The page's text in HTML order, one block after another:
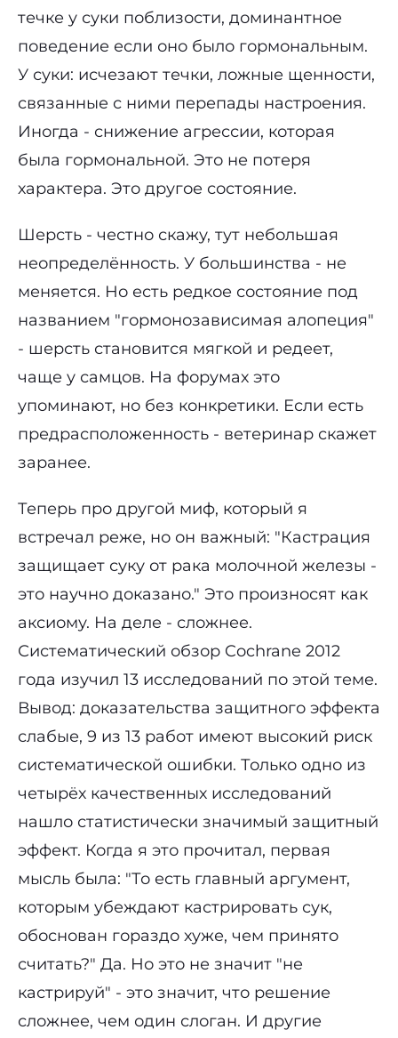
течке у суки поблизости, доминантное
поведение если оно было гормональным.
У суки: исчезают течки, ложные щенности,
связанные с ними перепады настроения.
Иногда - снижение агрессии, которая
была гормональной. Это не потеря
характера. Это другое состояние.
Шерсть - честно скажу, тут небольшая
неопределённость. У большинства - не
меняется. Но есть редкое состояние под
названием "гормонозависимая алопеция"
- шерсть становится мягкой и редеет,
чаще у самцов. На форумах это
упоминают, но без конкретики. Если есть
предрасположенность - ветеринар скажет
заранее.
Теперь про другой миф, который я
встречал реже, но он важный: "Кастрация
защищает суку от рака молочной железы -
это научно доказано." Это произносят как
аксиому. На деле - сложнее.
Систематический обзор Cochrane 2012
года изучил 13 исследований по этой теме.
Вывод: доказательства защитного эффекта
слабые, 9 из 13 работ имеют высокий риск
систематической ошибки. Только одно из
четырёх качественных исследований
нашло статистически значимый защитный
эффект. Когда я это прочитал, первая
мысль была: "То есть главный аргумент,
которым убеждают кастрировать сук,
обоснован гораздо хуже, чем принято
считать?" Да. Но это не значит "не
кастрируй" - это значит, что решение
сложнее, чем один слоган. И другие